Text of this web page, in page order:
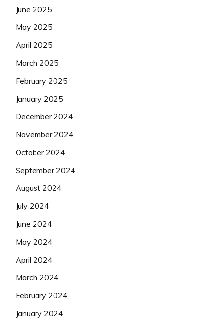
June 2025
May 2025
April 2025
March 2025
February 2025
January 2025
December 2024
November 2024
October 2024
September 2024
August 2024
July 2024
June 2024
May 2024
April 2024
March 2024
February 2024
January 2024